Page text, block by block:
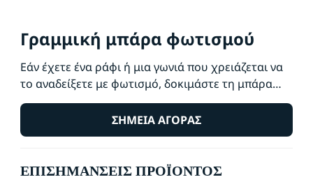
Γραμμική μπάρα φωτισμού
Εάν έχετε ένα ράφι ή μια γωνιά που χρειάζεται να
το αναδείξετε με φωτισμό, δοκιμάστε τη μπάρα
φωτισμού. Αυτή η λεπτή μπάρα παρέχει πολλά
χρώματα και τοποθετείται εύκολα σε μικρούς
χώρους. Απλώς τοποθετήστε το σε μία από τις
Προτιμάτε φωτισμό σε μεγαλύτερο μήκος;
ΣΗΜΕΊΑ ΑΓΟΡΆΣ
ΕΠΙΣΗΜΆΝΣΕΙΣ ΠΡΟΪΌΝΤΟΣ